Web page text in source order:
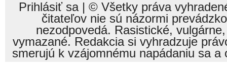
Prihlásiť sa| © Všetky práva
čitateľov nie sú názormi
nezodpovedá. Rasistické,
vymazané. Redakcia si vyhradzuje
smerujú k vzájomnému napádaniu sa